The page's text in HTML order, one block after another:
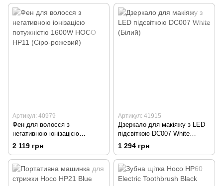
Артикул: 40979
Фен для волосся з
негативною іонізацією
потужністю 1600W HOCO
HP11 (Сіро-рожевий)
2 119 грн
Артикул: 41915
Дзеркало для макіяжу з LED
підсвіткою DC007 White
(Білий)
1 294 грн